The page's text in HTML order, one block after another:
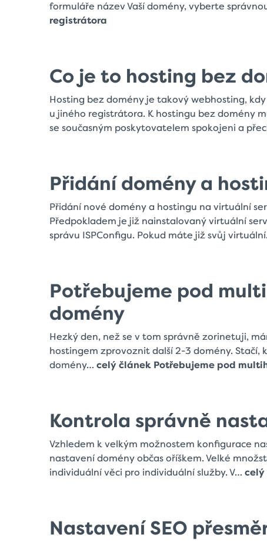
formuláře název Vaší domény, vyberte
registrátora
Co je to hosting bez
Hosting bez domény je takový webhosting,
u jiného registrátora. K hostingu bez domény
se současným poskytovatelem spokojeni a
Přidání domény a
Přidání nové domény a hostingu na virtuální
Předpokladem je již nainstalovaný virtuální
správu ISPConfigu. Pokud máte již svůj
Potřebujeme pod
domény
Hezký den, než se v tom správně zorinetuji,
hostingem zprovoznit další 2-3 domény.
domény… celý článek Potřebujeme pod
Kontrola správně
Vzhledem k velkým možnostem konfigurace
nastavení domény občas oříškem. Velké
individuální věci pro individuální služby. V… celý
Nastavení SEO